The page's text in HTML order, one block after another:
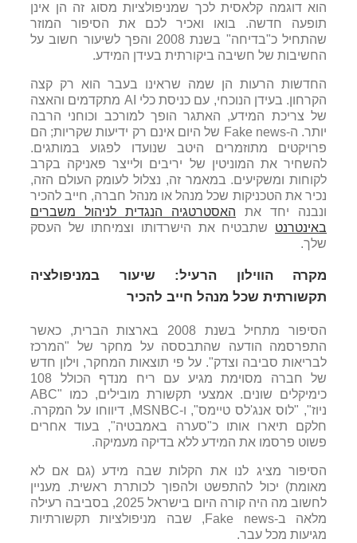
הוא דוגמה קלאסית לכך שמניפולציות מסוג זה הן אינן
תופעה חדשה. בואו ואכיר לכם את הסיפור המוזר
שהתחיל כ"בדיחה" בשנת 2008 והפך לשיעור חשוב על
החשיבות של חשיבה ביקורתית בעידן המידע.
החדשות הרעות הן שמה שראינו בעבר הוא רק קצה
הקרחון. בעידן הנוכחי, עם כניסת כלי AI מתקדמים והאצה
של צריכת המידע, האתגר הופך למורכב וכוחני הרבה
יותר. ה-Fake news של היום אינם רק ידיעות שקריות; הם
פרויקטים מתוזמרים היטב שנועדו לפגוע במותגים.
להשחיר את המוניטין של יריבים ולייצר פאניקה בקרב
לקוחות ומשקיעים. במאמר זה, נצלול לעומק העולם הזה,
נכיר את הטכניקות שכל מנהל או מנהל חברה, חייב להכיר
ונבנה יחד את האסטרטגיה הנגדית לניהול משברים
באינטרנט שתבטיח את הישרדותו וצמיחתו של העסק
שלך.
מקרה הווילון הרעיל: שיעור במניפולציה
תקשורתית שכל מנהל חייב להכיר
הסיפור מתחיל בשנת 2008 בארצות הברית, כאשר
התפרסמה הודעה שהתבססה על מחקר של "המרכז
לבריאות סביבה וצדק". על פי תוצאות המחקר, וילון חדש
של חברה מסוימת מגיע עם ריח מנדף הכולל 108
כימיקלים שונים. אמצעי תקשורת מובילים, כמו "ABC
ניוז", "לוס אנג'לס טיימס", ו-MSNBC, דיווחו על המקרה.
חלקם תיארו אותו כ"סערה באמבטיה", בעוד אחרים
פשוט פרסמו את המידע ללא בדיקה מעמיקה.
הסיפור מציג לנו את הקלות שבה מידע (גם אם לא
מאומת) יכול להתפשט ולהפוך לכותרת ראשית. מעניין
לחשוב מה היה קורה היום בישראל 2025, בסביבה רעילה
מלאה ב-Fake news, שבה מניפולציות תקשורתיות
מגיעות מכל עבר.